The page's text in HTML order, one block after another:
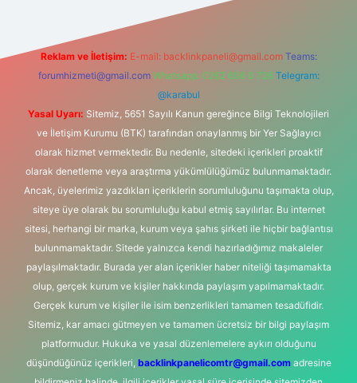
Reklam ve İletişim: E-mail: backlinkpaneli@gmail.com Teams:
forumhizmeti@gmail.com Whatsapp: 0262 606 0 726 Telegram:
@karabul
Yasal Uyarı: Sitemiz, 5651 Sayılı Kanun gereğince Bilgi Teknolojileri
ve İletişim Kurumu (BTK) tarafından onaylanmış bir Yer Sağlayıcı
olarak hizmet vermektedir. Bu nedenle, sitedeki içerikleri proaktif
olarak denetleme veya araştırma yükümlülüğümüz bulunmamaktadır.
Ancak, üyelerimiz yazdıkları içeriklerin sorumluluğunu taşımakta olup,
siteye üye olarak bu sorumluluğu kabul etmiş sayılırlar. Bu internet
sitesi, herhangi bir marka, kurum veya şahıs şirketi ile hiçbir bağlantısı
bulunmamaktadır. Sitede yalnızca kendi hazırladığımız makaleler
paylaşılmaktadır. Burada yer alan içerikler haber niteliği taşımamakta
olup, gerçek kurum ve kişiler hakkında paylaşım yapılmamaktadır.
Gerçek kurum ve kişiler ile isim benzerlikleri tamamen tesadüfidir.
Sitemiz, kar amacı gütmeyen ve tamamen ücretsiz bir bilgi paylaşım
platformudur. Hukuka ve yasal düzenlemelere aykırı olduğunu
düşündüğünüz içerikleri, backlinkpanelicomtr@gmail.comadresine